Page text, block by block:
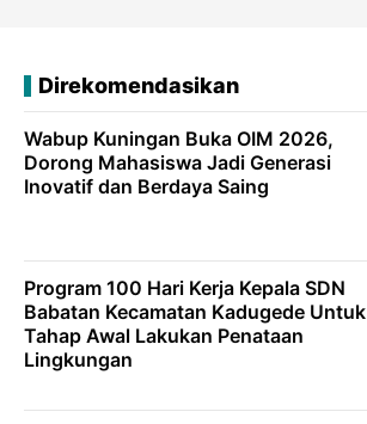
Direkomendasikan
Wabup Kuningan Buka OIM 2026,
Dorong Mahasiswa Jadi Generasi
Inovatif dan Berdaya Saing
Program 100 Hari Kerja Kepala SDN
Babatan Kecamatan Kadugede Untuk
Tahap Awal Lakukan Penataan
Lingkungan